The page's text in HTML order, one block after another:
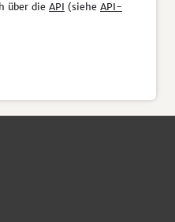
über die API (siehe API-